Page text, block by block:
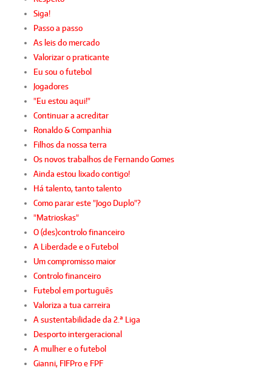
Siga!
Passo a passo
As leis do mercado
Valorizar o praticante
Eu sou o futebol
Jogadores
"Eu estou aqui!"
Continuar a acreditar
Ronaldo & Companhia
Filhos da nossa terra
Os novos trabalhos de Fernando Gomes
Ainda estou lixado contigo!
Há talento, tanto talento
Como parar este "Jogo Duplo"?
"Matrioskas"
O (des)controlo financeiro
A Liberdade e o Futebol
Um compromisso maior
Controlo financeiro
Futebol em português
Valoriza a tua carreira
A sustentabilidade da 2.ª Liga
Desporto intergeracional
A mulher e o futebol
Gianni, FIFPro e FPF